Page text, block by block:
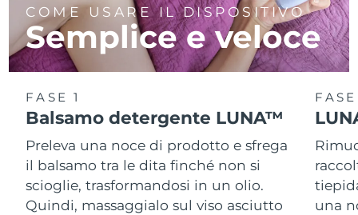
COME USARE IL DISPOSITIVO
Semplice e veloce
FASE 1
Balsamo detergente LUNA™
Preleva una noce di prodotto e sfrega
il balsamo tra le dita finché non si
scioglie, trasformandosi in un olio.
Quindi, massaggialo sul viso asciutto
una